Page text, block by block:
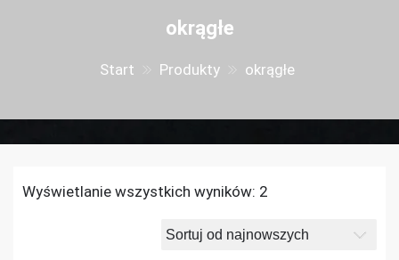
okrągłe
Start Produkty okrągłe
Wyświetlanie wszystkich wyników: 2